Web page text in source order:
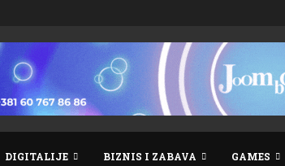
DIGITALIJE BIZNIS I ZABAVA GAMES